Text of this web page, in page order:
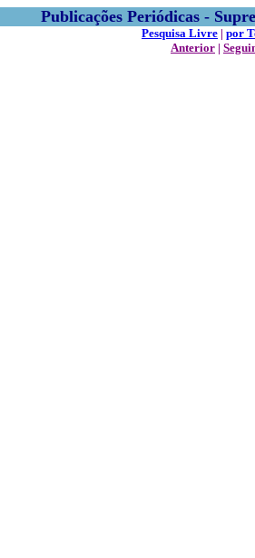
Publicações Periódicas -
Pesquisa Livre | por
Anterior |